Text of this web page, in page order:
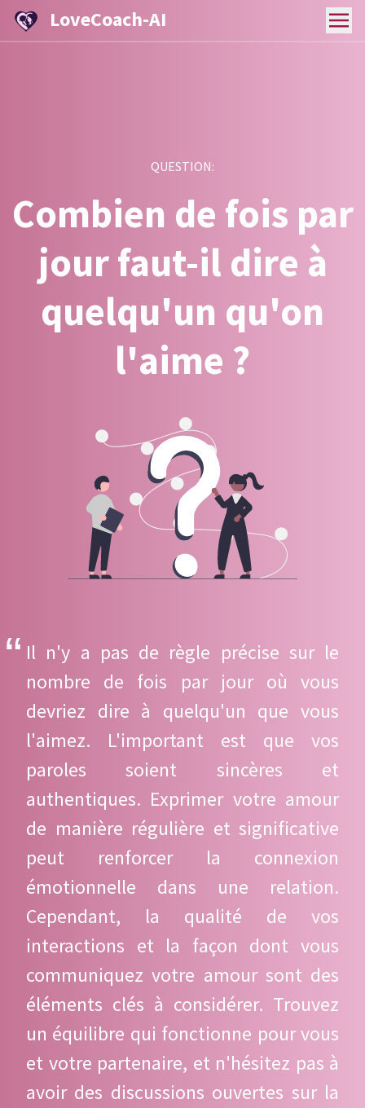
LoveCoach-AI
QUESTION:
Combien de fois par
jour faut-il dire à
quelqu'un qu'on
l'aime ?
Il n'y a pas de règle précise sur le
nombre de fois par jour où vous
devriez dire à quelqu'un que vous
l'aimez. L'important est que vos
paroles soient sincères et
authentiques. Exprimer votre amour
de manière régulière et significative
peut renforcer la connexion
émotionnelle dans une relation.
Cependant, la qualité de vos
interactions et la façon dont vous
communiquez votre amour sont des
éléments clés à considérer. Trouvez
un équilibre qui fonctionne pour vous
et votre partenaire, et n'hésitez pas à
avoir des discussions ouvertes sur la